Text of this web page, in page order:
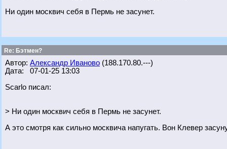
Ни один москвич себя в Пермь не засунет.
Re: Бэтмен?
Автор: Александр Иваново (188.170.80.---)
Дата: 07-01-25 13:03
Scarlo писал:
> Ни один москвич себя в Пермь не засунет.
А это смотря как сильно москвича напугать. Вон Клевер